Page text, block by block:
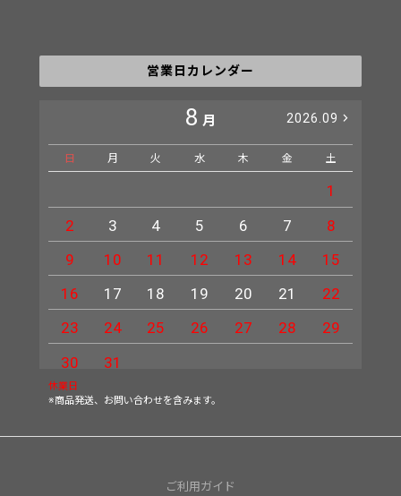
営業日カレンダー
8 月 2026.09
日 月 火 水 木 金 土
1
2
3 4 5 6 7
8
9
10 11 12 13 14
15
16
17 18 19 20 21
22
23
24 25 26 27 28
29
30
31
休業日
※商品発送、お問い合わせを含みます。
ご利用ガイド